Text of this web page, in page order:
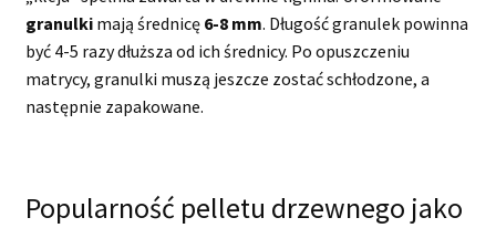
granulkimają średnicę6-8 mm. Długość granulek powinna
być 4-5 razy dłuższa od ich średnicy. Po opuszczeniu
matrycy, granulki muszą jeszcze zostać schłodzone, a
następnie zapakowane.
Popularność pelletu drzewnego jako